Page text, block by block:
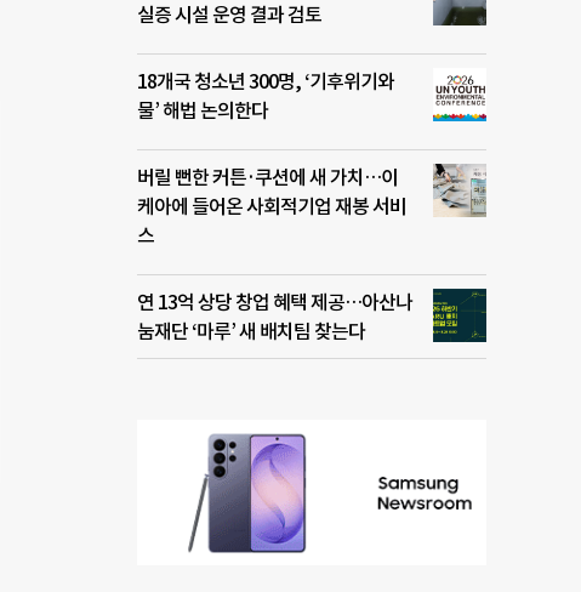
실증 시설 운영 결과 검토
18개국 청소년 300명, ‘기후위기와
물’ 해법 논의한다
버릴 뻔한 커튼·쿠션에 새 가치…이
케아에 들어온 사회적기업 재봉 서비
스
연 13억 상당 창업 혜택 제공…아산나
눔재단 ‘마루’ 새 배치팀 찾는다